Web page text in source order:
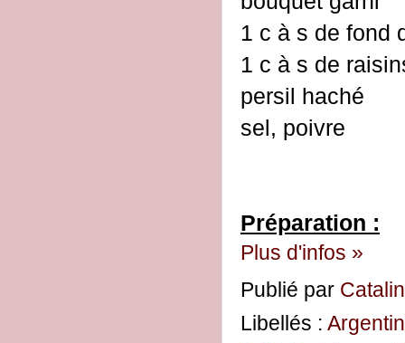
1 c à s de fond
1 c à s de
persil haché
sel, poivre
Préparation :
Plus d'infos »
Publié par
Libellés :